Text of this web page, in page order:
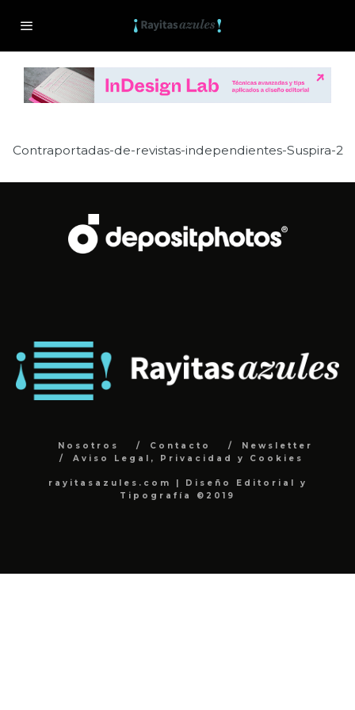
Contraportadas-de-revistas-independientes-Suspira-2
Nosotros Contacto
Newsletter
Aviso Legal, Privacidad y Cookies
rayitasazules.com | Diseño Editorial y
Tipografía ©2019